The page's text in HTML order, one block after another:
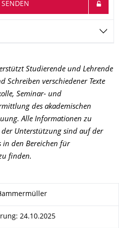
Studierende und Lehrende
Schreiben verschiedener Texte
Seminar- und
des akademischen
Alle Informationen zu
Unterstützung sind auf der
in den Bereichen für
finden.
24.10.2025